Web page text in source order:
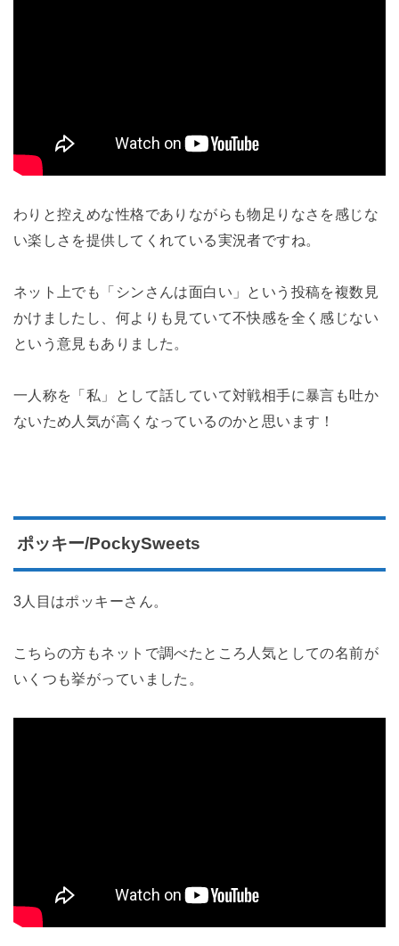
わりと控えめな性格でありながらも物足りなさを感じな
い楽しさを提供してくれている実況者ですね。
ネット上でも「シンさんは面白い」という投稿を複数見
かけましたし、何よりも見ていて不快感を全く感じない
という意見もありました。
一人称を「私」として話していて対戦相手に暴言も吐か
ないため人気が高くなっているのかと思います！
ポッキー/PockySweets
3人目はポッキーさん。
こちらの方もネットで調べたところ人気としての名前が
いくつも挙がっていました。